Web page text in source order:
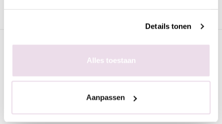
Details tonen
Alles toestaan
Aanpassen
Specificaties
Gerelateerde pagina's